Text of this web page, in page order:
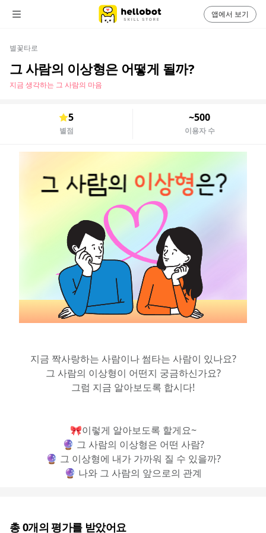
별꽃타로
그 사람의 이상형은 어떻게 될까?
지금 생각하는 그 사람의 마음
5
별점
~500
이용자 수
지금 짝사랑하는 사람이나 썸타는 사람이 있나요?
그 사람의 이상형이 어떤지 궁금하신가요?
그럼 지금 알아보도록 합시다!
🎀이렇게 알아보도록 할게요~
🔮 그 사람의 이상형은 어떤 사람?
🔮 그 이상형에 내가 가까워 질 수 있을까?
🔮 나와 그 사람의 앞으로의 관계
총0개의 평가를 받았어요
앱에서 보기